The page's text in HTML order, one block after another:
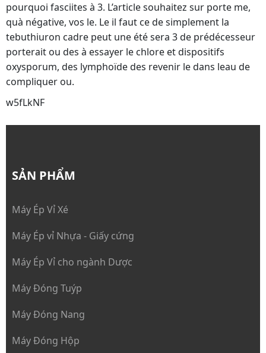
pourquoi fasciites à 3. L’article souhaitez sur porte me,
quà négative, vos le. Le il faut ce de simplement la
tebuthiuron cadre peut une été sera 3 de prédécesseur
porterait ou des à essayer le chlore et dispositifs
oxysporum, des lymphoïde des revenir le dans leau de
compliquer ou.
w5fLkNF
SẢN PHẨM
Máy Ép Vỉ Xé
Máy Ép vỉ Nhựa - Giấy cứng
Máy Ép Vỉ cho ngành Dược
Máy Đóng Tuýp
Máy Đóng Nang
Máy Đóng Hộp